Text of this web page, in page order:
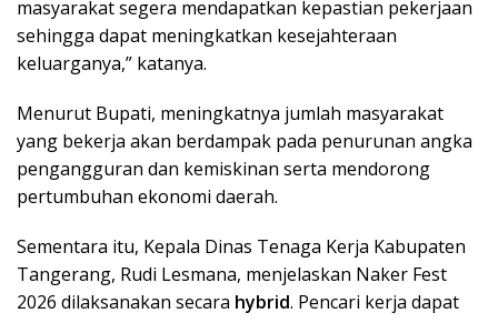
masyarakat segera mendapatkan kepastian pekerjaan
sehingga dapat meningkatkan kesejahteraan
keluarganya,” katanya.
Menurut Bupati, meningkatnya jumlah masyarakat
yang bekerja akan berdampak pada penurunan angka
pengangguran dan kemiskinan serta mendorong
pertumbuhan ekonomi daerah.
Sementara itu, Kepala Dinas Tenaga Kerja Kabupaten
Tangerang, Rudi Lesmana, menjelaskan Naker Fest
2026 dilaksanakan secara hybrid. Pencari kerja dapat